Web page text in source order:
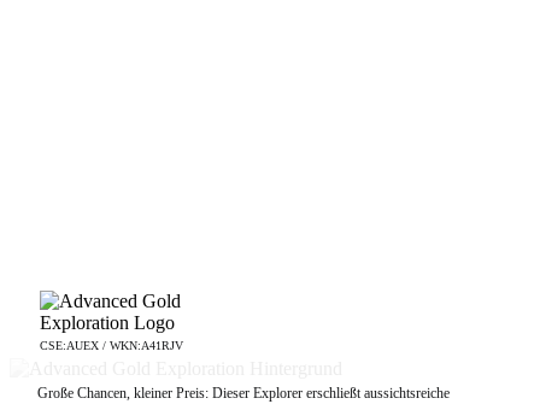
CSE:AUEX / WKN:A41RJV
Große Chancen, kleiner Preis: Dieser Explorer erschließt aussichtsreiche